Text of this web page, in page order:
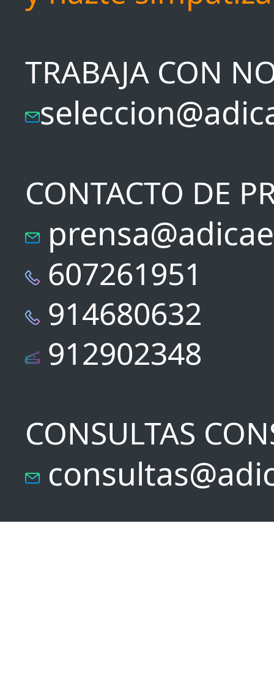
TRABAJA CON
CONTACTO DE
607261951
914680632
912902348
CONSULTAS